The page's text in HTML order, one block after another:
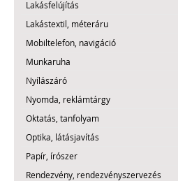
Lakásfelújítás
Lakástextil, méteráru
Mobiltelefon, navigáció
Munkaruha
Nyílászáró
Nyomda, reklámtárgy
Oktatás, tanfolyam
Optika, látásjavítás
Papír, írószer
Rendezvény, rendezvényszervezés